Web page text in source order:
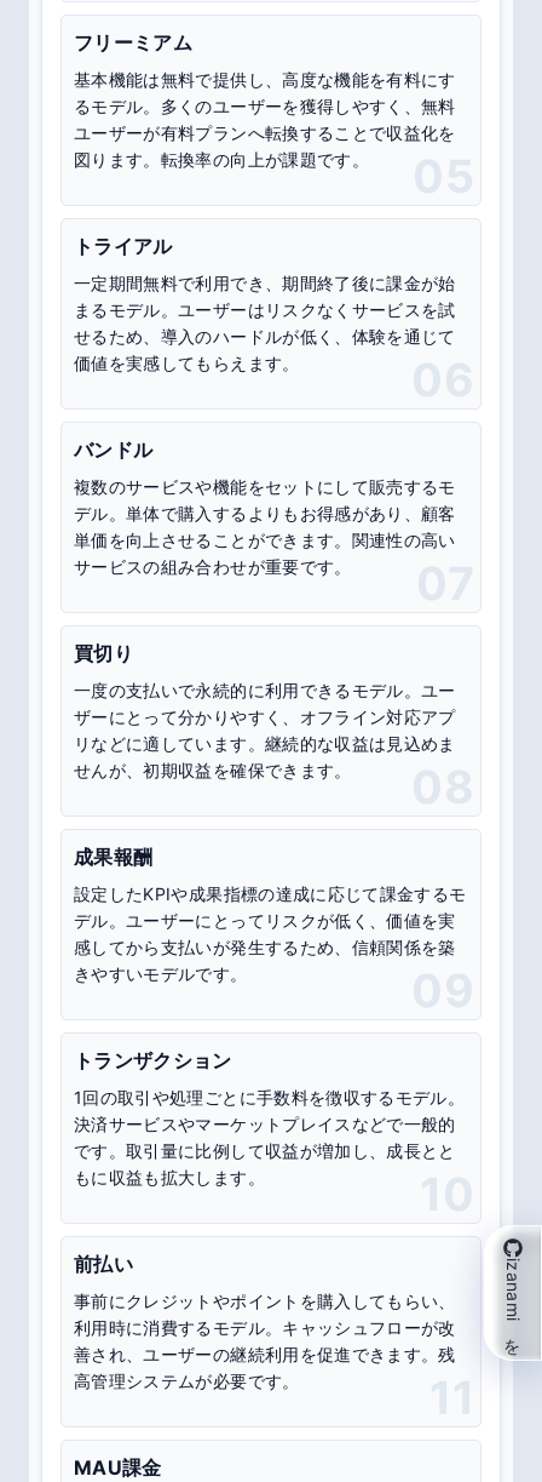
フリーミアム
基本機能は無料で提供し、高度な機能を有料にす
るモデル。多くのユーザーを獲得しやすく、無料
ユーザーが有料プランへ転換することで収益化を
図ります。転換率の向上が課題です。
トライアル
一定期間無料で利用でき、期間終了後に課金が始
まるモデル。ユーザーはリスクなくサービスを試
せるため、導入のハードルが低く、体験を通じて
価値を実感してもらえます。
バンドル
複数のサービスや機能をセットにして販売するモ
デル。単体で購入するよりもお得感があり、顧客
単価を向上させることができます。関連性の高い
サービスの組み合わせが重要です。
買切り
一度の支払いで永続的に利用できるモデル。ユー
ザーにとって分かりやすく、オフライン対応アプ
リなどに適しています。継続的な収益は見込めま
せんが、初期収益を確保できます。
成果報酬
設定したKPIや成果指標の達成に応じて課金するモ
デル。ユーザーにとってリスクが低く、価値を実
感してから支払いが発生するため、信頼関係を築
きやすいモデルです。
トランザクション
1回の取引や処理ごとに手数料を徴収するモデル。
決済サービスやマーケットプレイスなどで一般的
です。取引量に比例して収益が増加し、成長とと
もに収益も拡大します。
前払い
事前にクレジットやポイントを購入してもらい、
利用時に消費するモデル。キャッシュフローが改
善され、ユーザーの継続利用を促進できます。残
高管理システムが必要です。
MAU課金
izanami を支援